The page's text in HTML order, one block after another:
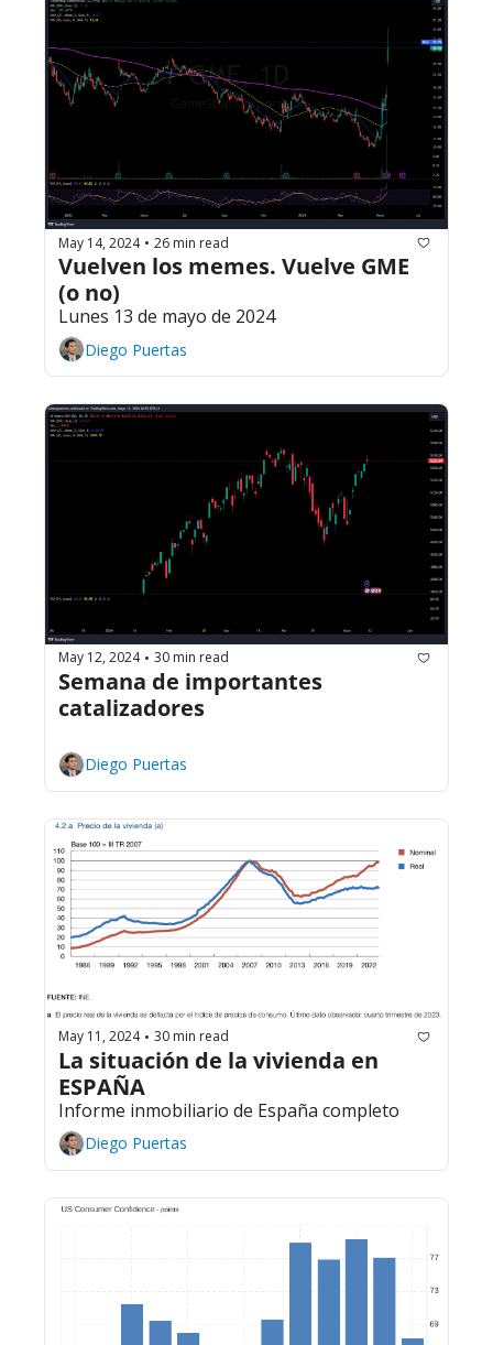
May 14, 2024 • 26 min read
Vuelven los memes. Vuelve GME
(o no)
Lunes 13 de mayo de 2024
Diego Puertas
May 12, 2024 • 30 min read
Semana de importantes
catalizadores
Diego Puertas
May 11, 2024 • 30 min read
La situación de la vivienda en
ESPAÑA
Informe inmobiliario de España completo
Diego Puertas